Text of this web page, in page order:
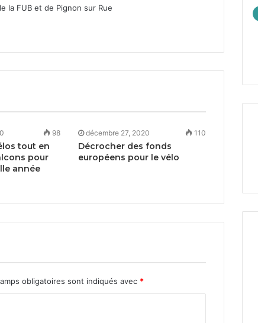
la FUB et de Pignon sur Rue
98
tout en
pour
année
décembre 27, 2020 110
Décrocher des fonds
européens pour le vélo
obligatoires sont indiqués avec *